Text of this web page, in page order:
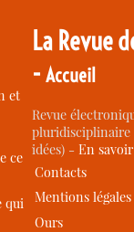
et
ce
qui
La Revue
-Accueil
Revue
idées) -En
Contacts
Mentions légales
Ours